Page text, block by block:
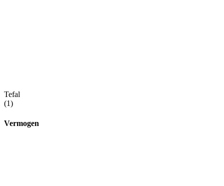
Tefal
(1)
Vermogen